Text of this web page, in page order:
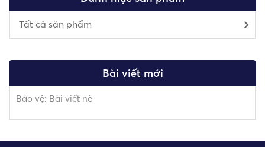
Tất cả sản phẩm
Bài viết mới
Bảo vệ: Bài viết nè